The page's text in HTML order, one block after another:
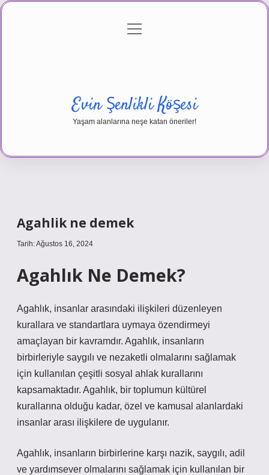
Gizlilik Politikası
menüyü
Evin Şenlikli Köşesi
Yaşam alanlarına neşe katan öneriler!
Agahlik ne demek
Tarih: Ağustos 16, 2024
Agahlık Ne Demek?
Agahlık, insanlar arasındaki ilişkileri düzenleyen
kurallara ve standartlara uymaya özendirmeyi
amaçlayan bir kavramdır. Agahlık, insanların
birbirleriyle saygılı ve nezaketli olmalarını sağlamak
için kullanılan çeşitli sosyal ahlak kurallarını
kapsamaktadır. Agahlık, bir toplumun kültürel
kurallarına olduğu kadar, özel ve kamusal alanlardaki
insanlar arası ilişkilere de uygulanır.
Agahlık, insanların birbirlerine karşı nazik, saygılı, adil
ve yardımsever olmalarını sağlamak için kullanılan bir